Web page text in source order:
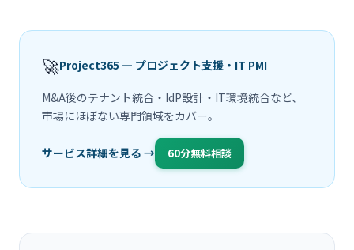
🚀Project365 — プロジェクト支援・IT PMI
M&A後のテナント統合・IdP設計・IT環境統合など、
市場にほぼない専門領域をカバー。
サービス詳細を見る → 60分無料相談